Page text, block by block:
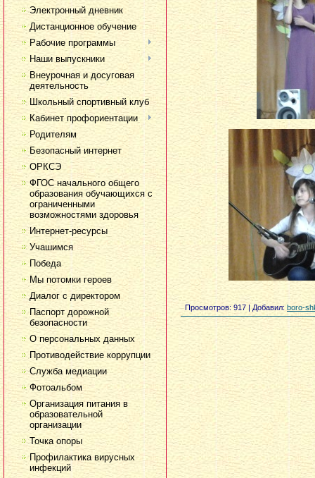
Электронный дневник
Дистанционное обучение
Рабочие программы
Наши выпускники
Внеурочная и досуговая
деятельность
Школьный спортивный клуб
Кабинет профориентации
Родителям
Безопасный интернет
ОРКСЭ
ФГОС начального общего
образования обучающихся с
ограниченными
возможностями здоровья
Интернет-ресурсы
Учашимся
Победа
Мы потомки героев
Диалог с директором
Паспорт дорожной
безопасности
О персональных данных
Противодействие коррупции
Служба медиации
Фотоальбом
Организация питания в
образовательной
организации
Точка опоры
Профилактика вирусных
инфекций
Просмотров: 917 |Добавил: boro-